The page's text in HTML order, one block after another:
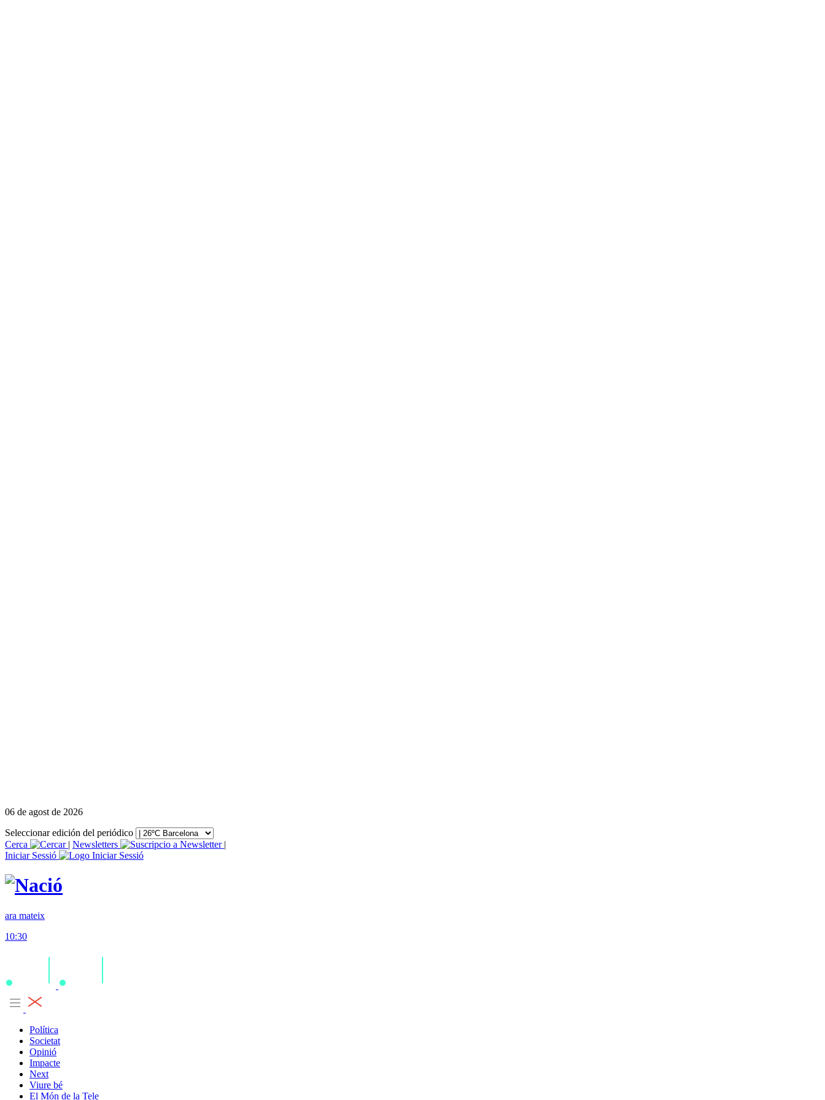
06 de agost de 2026
Seleccionar edición del periódico
Cerca
| Newsletters
|
Iniciar Sessió
ara mateix
10:30
Política
Societat
Opinió
Impacte
Next
Viure bé
El Món de la Tele